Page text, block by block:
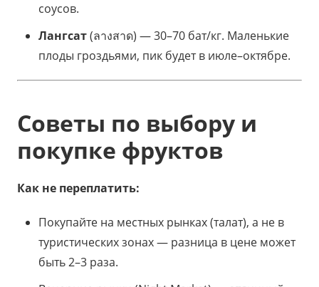
соусов.
Лангсат(ลางสาด) — 30–70 бат/кг. Маленькие
плоды гроздьями, пик будет в июле–октябре.
Советы по выбору и
покупке фруктов
Как не переплатить:
Покупайте на местных рынках (талат), а не в
туристических зонах — разница в цене может
быть 2–3 раза.